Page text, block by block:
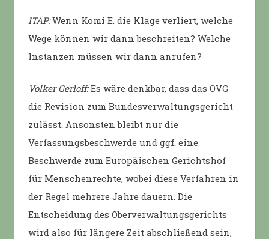
ITAP:Wenn Komi E. die Klage verliert, welche
Wege können wir dann beschreiten? Welche
Instanzen müssen wir dann anrufen?
Volker Gerloff:Es wäre denkbar, dass das OVG
die Revision zum Bundesverwaltungsgericht
zulässt. Ansonsten bleibt nur die
Verfassungsbeschwerde und ggf. eine
Beschwerde zum Europäischen Gerichtshof
für Menschenrechte, wobei diese Verfahren in
der Regel mehrere Jahre dauern. Die
Entscheidung des Oberverwaltungsgerichts
wird also für längere Zeit abschließend sein,